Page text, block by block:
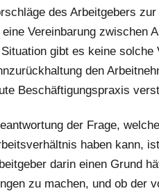
des Arbeitgebers
Vereinbarung zwischen
gibt es keine
den
Beschäftigungspraxis
der Frage,
haben kann,
darin einen Grund
zu machen, und ob der